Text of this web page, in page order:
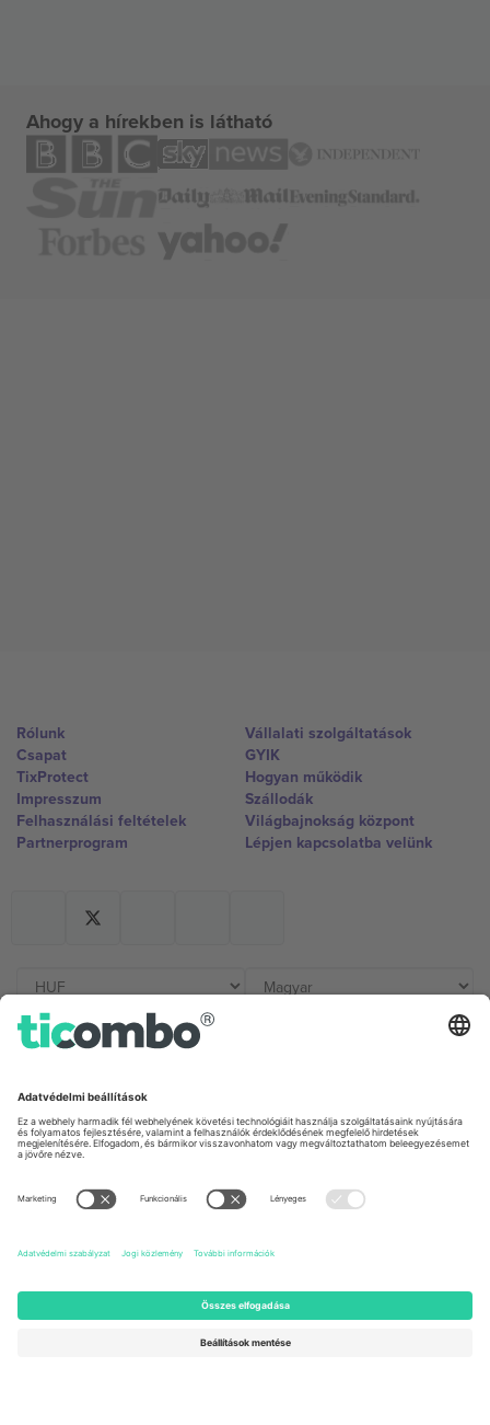
Ahogy a hírekben is látható
Rólunk
Csapat
TixProtect
Impresszum
Felhasználási feltételek
Partnerprogram
Vállalati szolgáltatások
GYIK
Hogyan működik
Szállodák
Világbajnokság központ
Lépjen kapcsolatba velünk
Germany
Unter den Linden 24, 10117
Berlin, Germany
United Kingdom
167 City Road, London, Greater
Newark, Delaware 19713, United
States
Engelberg, Switzerland